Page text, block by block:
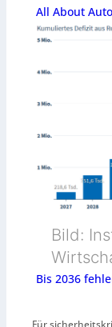
All About
Bild:
Bis 2036